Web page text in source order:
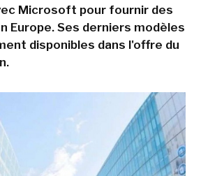
Microsoft pour fournir des
Europe. Ses derniers modèles
disponibles dans l'offre du